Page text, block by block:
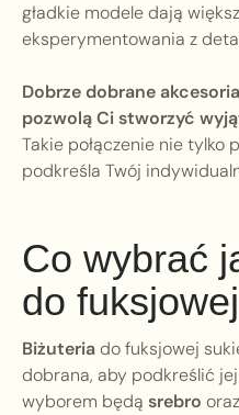
gładkie modele dają
eksperymentowania z
Dobrze dobrane
pozwolą Ci stworzyć
Takie połączenie nie tylko
podkreśla Twój
Co wybrać
do
Biżuteriado fuksjowej
dobrana, aby podkreślić
wyborem będą srebro oraz